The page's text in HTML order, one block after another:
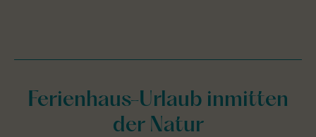
Ferienhaus-Urlaub inmitten
der Natur